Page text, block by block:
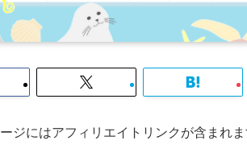
ージにはアフィリエイトリンクが含まれ